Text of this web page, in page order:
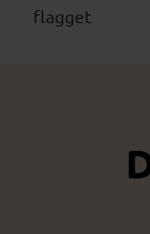
flagget